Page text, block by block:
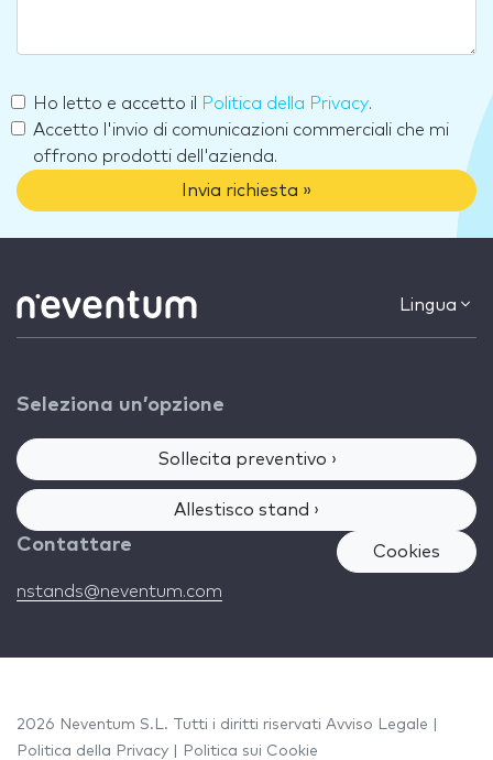
Ho letto e accetto il Politica della Privacy.
Accetto l'invio di comunicazioni commerciali che mi
offrono prodotti dell'azienda.
Invia richiesta »
Lingua
Seleziona un’opzione
Sollecita preventivo ›
Allestisco stand ›
Contattare
nstands@neventum.com
Cookies
2026 Neventum S.L. Tutti i diritti riservati Avviso Legale
Politica della Privacy
Politica sui Cookie